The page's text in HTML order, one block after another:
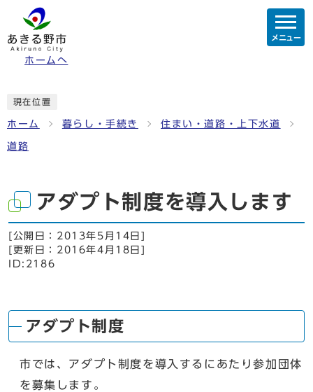
ホームへ
メニュー
現在位置
ホーム 暮らし・手続き 住まい・道路・上下水道
道路
アダプト制度を導入します
[公開日： 2013年5月14日
[更新日： 2016年4月18日
ID:2186
アダプト制度
市では、アダプト制度を導入するにあたり参加団体
を募集します。